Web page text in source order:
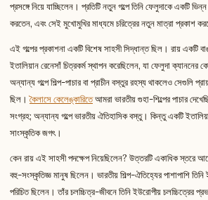
প্রসঙ্গে নিয়ে যাচ্ছিলেন। প্রতিটি নতুন গল্পে তিনি ফেলুদাকে একটি
করতেন, এবং সেই মুখোমুখির মাধ্যমে চরিত্রের নতুন মাত্রা প্রকাশ
এই গল্পের প্রকাশনা একটি বিশেষ সাহসী সিদ্ধান্ত ছিল। রায় একটি
ইতালিয়ান রেনেসাঁ চিত্রকর্ম স্থাপন করেছিলেন, যা ফেলুদা ক্যাননের
অন্যান্য গল্পে শিল্প-পাচার বা প্রাচীন বস্তুর রহস্য থাকলেও সেগুলি
ছিল।কৈলাসে কেলেঙ্কারিতেআমরা ভারতীয় গুহা-শিল্পের পাচার
সংগ্রহ; অন্যান্য গল্পে ভারতীয় ঐতিহাসিক বস্তু। কিন্তু একটি
সাংস্কৃতিক জগৎ।
কেন রায় এই সাহসী পদক্ষেপ নিয়েছিলেন? উত্তরটি একাধিক স্তরে
বহু-সংস্কৃতিজ্ঞ মানুষ ছিলেন। ভারতীয় শিল্প-ঐতিহ্যের পাশাপাশি তিনি
পরিচিত ছিলেন। তাঁর চলচ্চিত্র-জীবনে তিনি ইউরোপীয় চলচ্চিত্রের